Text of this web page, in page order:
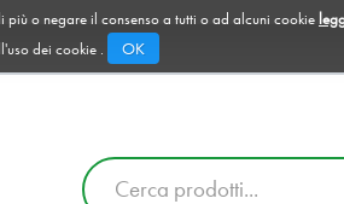
o negare il consenso a tutti o ad alcuni cookie
dei cookie .
OK
Cerca
Prodotto